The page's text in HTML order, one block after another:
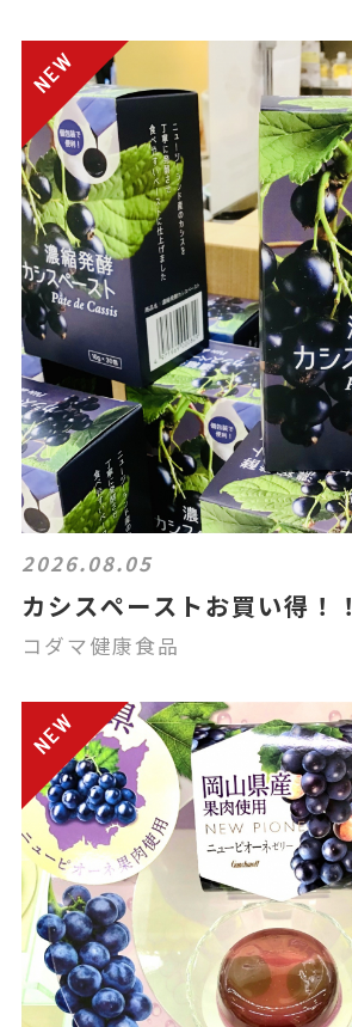
2026.08.05
カシスペーストお買い得！！
コダマ健康食品